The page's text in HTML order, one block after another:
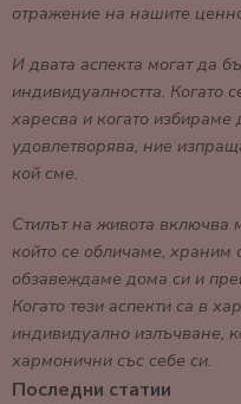
отражение на нашите
И двата аспекта могат да
индивидуалността. Когато
харесва и когато
удовлетворява, ние
кой сме.
Стилът на живота включва
който се обличаме, храним
обзавеждаме дома си и
Когато тези аспекти са в
индивидуално излъчване,
хармонични със себе си.
Последни статии